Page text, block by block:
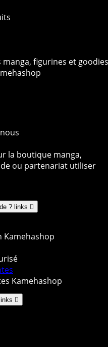
figurines et goodies
la boutique manga,
ou partenariat utiliser
? links 
Kamehashop
Kamehashop
